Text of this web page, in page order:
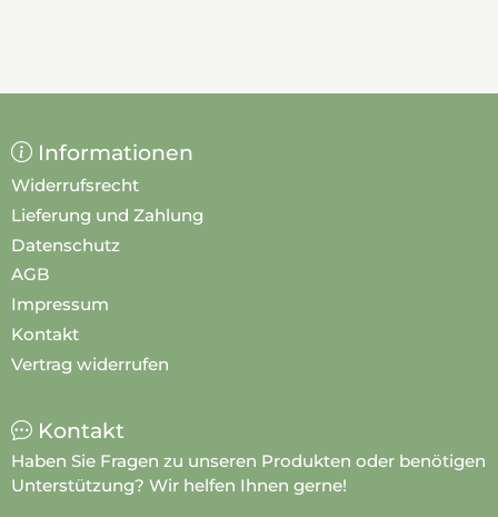
Informationen
Widerrufsrecht
Lieferung und Zahlung
Datenschutz
AGB
Impressum
Kontakt
Vertrag widerrufen
Kontakt
Haben Sie Fragen zu unseren Produkten oder benötigen
Unterstützung? Wir helfen Ihnen gerne!